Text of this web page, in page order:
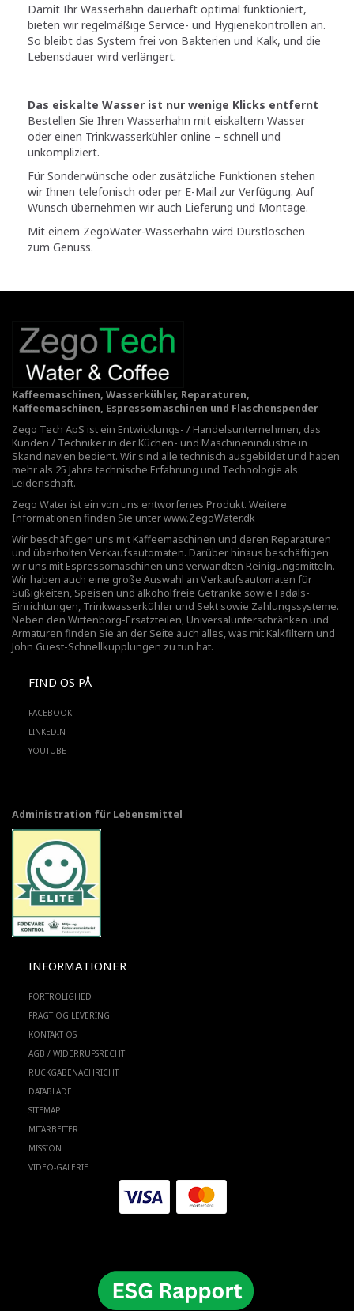
Damit Ihr Wasserhahn dauerhaft optimal funktioniert,
bieten wir regelmäßige Service- und Hygienekontrollen an.
So bleibt das System frei von Bakterien und Kalk, und die
Lebensdauer wird verlängert.
Das eiskalte Wasser ist nur wenige Klicks entfernt
Bestellen Sie Ihren Wasserhahn mit eiskaltem Wasser
oder einen Trinkwasserkühler online – schnell und
unkompliziert.
Für Sonderwünsche oder zusätzliche Funktionen stehen
wir Ihnen telefonisch oder per E-Mail zur Verfügung. Auf
Wunsch übernehmen wir auch Lieferung und Montage.
Mit einem ZegoWater-Wasserhahn wird Durstlöschen
zum Genuss.
Kaffeemaschinen, Wasserkühler, Reparaturen,
Kaffeemaschinen, Espressomaschinen und Flaschenspender
Zego Tech ApS ist ein Entwicklungs- / Handelsunternehmen, das
Kunden / Techniker in der Küchen- und Maschinenindustrie in
Skandinavien bedient. Wir sind alle technisch ausgebildet und haben
mehr als 25 Jahre technische Erfahrung und Technologie als
Leidenschaft.
Zego Water ist ein von uns entworfenes Produkt. Weitere
Informationen finden Sie unterwww.ZegoWater.dk
Wir beschäftigen uns mit Kaffeemaschinen und deren Reparaturen
und überholten Verkaufsautomaten. Darüber hinaus beschäftigen
wir uns mit Espressomaschinen und verwandten Reinigungsmitteln.
Wir haben auch eine große Auswahl an Verkaufsautomaten für
Süßigkeiten, Speisen und alkoholfreie Getränke sowie Fadøls-
Einrichtungen, Trinkwasserkühler und Sekt sowie Zahlungssysteme.
Neben den Wittenborg-Ersatzteilen, Universalunterschränken und
Armaturen finden Sie an der Seite auch alles, was mit Kalkfiltern und
John Guest-Schnellkupplungen zu tun hat.
FIND OS PÅ
FACEBOOK
LINKEDIN
YOUTUBE
Administration für Lebensmittel
INFORMATIONER
FORTROLIGHED
FRAGT OG LEVERING
KONTAKT OS
AGB / WIDERRUFSRECHT
RÜCKGABENACHRICHT
DATABLADE
SITEMAP
MITARBEITER
MISSION
VIDEO-GALERIE